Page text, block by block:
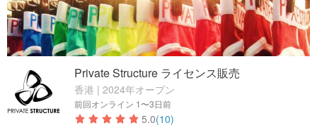
Private Structure ライセンス販売
香港 | 2024年オープン
前回オンライン 1〜3日前
5.0(10)